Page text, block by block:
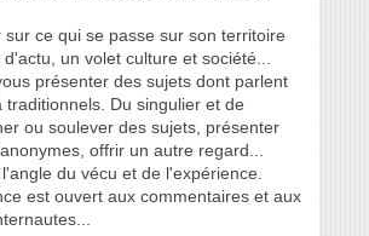
sur ce qui se passe sur son territoire
un volet culture et société...
présenter des sujets dont parlent
traditionnels. Du singulier et de
ou soulever des sujets, présenter
offrir un autre regard...
du vécu et de l'expérience.
est ouvert aux commentaires et aux